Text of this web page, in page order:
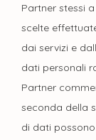
Partner stessi
scelte
dai servizi e
dati personali
Partner
seconda della
di dati